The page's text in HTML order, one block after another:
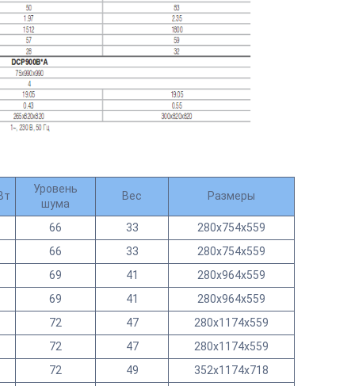
Уровень
шума
Вес Размеры
66 33
280x754x559
66 33
280x754x559
69 41
280x964x559
69 41
280x964x559
72 47
280x1174x559
72 47
280x1174x559
72 49
352x1174x718